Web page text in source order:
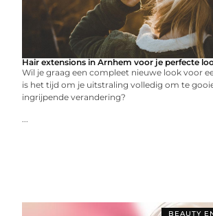
Hair extensions in Arnhem voor je perfecte
Wil je graag een compleet nieuwe look voor
is het tijd om je uitstraling volledig om te
ingrijpende verandering?
...
BEAUTY